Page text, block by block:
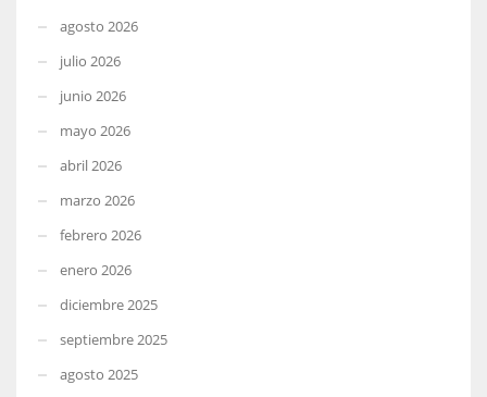
agosto 2026
julio 2026
junio 2026
mayo 2026
abril 2026
marzo 2026
febrero 2026
enero 2026
diciembre 2025
septiembre 2025
agosto 2025